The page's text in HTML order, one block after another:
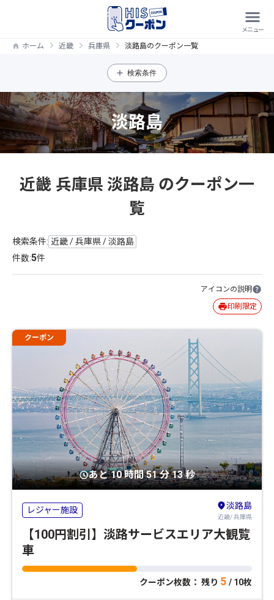
ホーム 近畿 兵庫県 淡路島のクーポン一覧
検索条件
淡路島
近畿 兵庫県 淡路島 のクーポン一
覧
検索条件: 近畿 / 兵庫県 / 淡路島
件数:5件
アイコンの説明
印刷限定
クーポン
あと 10 時間 51 分 12 秒
レジャー施設 淡路島
近畿/ 兵庫県
【100円割引】淡路サービスエリア大観覧
車
クーポン枚数： 残り 5 / 10枚